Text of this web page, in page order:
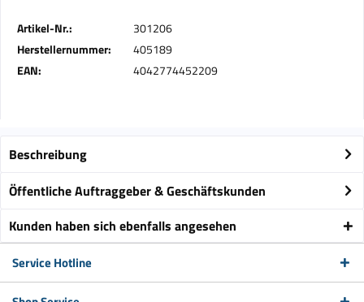
Artikel-Nr.:
301206
Herstellernummer:
405189
EAN:
4042774452209
Beschreibung
Öffentliche Auftraggeber & Geschäftskunden
Kunden haben sich ebenfalls angesehen
Service Hotline